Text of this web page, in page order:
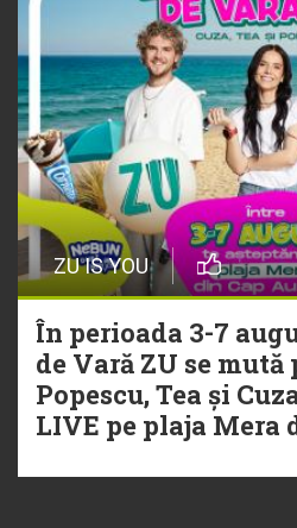
ZU IS YOU
În perioada 3-7
de Vară ZU se
Popescu, Tea și
LIVE pe plaja Mera